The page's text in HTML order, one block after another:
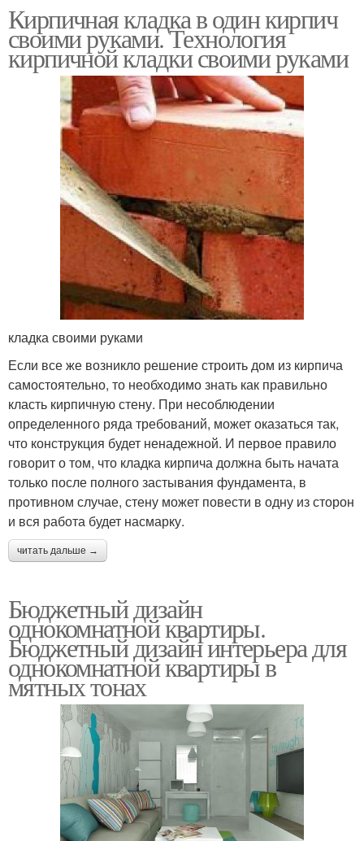
Кирпичная кладка в один кирпич
своими руками. Технология
кирпичной кладки своими руками
кладка своими руками
Если все же возникло решение строить дом из кирпича
самостоятельно, то необходимо знать как правильно
класть кирпичную стену. При несоблюдении
определенного ряда требований, может оказаться так,
что конструкция будет ненадежной. И первое правило
говорит о том, что кладка кирпича должна быть начата
только после полного застывания фундамента, в
противном случае, стену может повести в одну из сторон
и вся работа будет насмарку.
читать дальше →
Бюджетный дизайн
однокомнатной квартиры.
Бюджетный дизайн интерьера для
однокомнатной квартиры в
мятных тонах